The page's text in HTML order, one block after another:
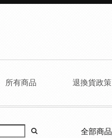
所有商品 退換貨政策
全部商品